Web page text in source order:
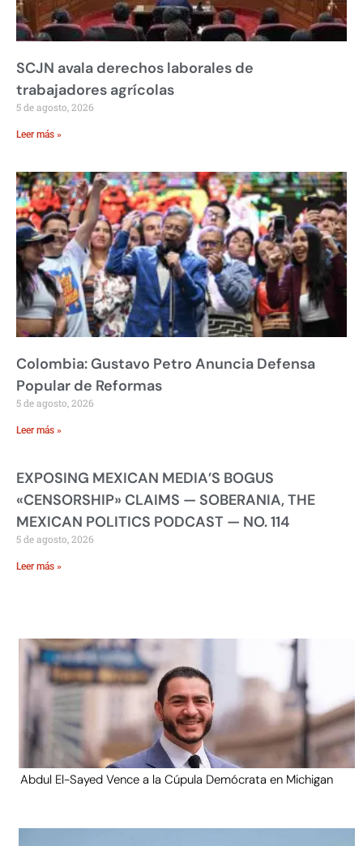
SCJN avala derechos laborales de
trabajadores agrícolas
5 de agosto, 2026
Leer más »
Colombia: Gustavo Petro Anuncia Defensa
Popular de Reformas
5 de agosto, 2026
Leer más »
EXPOSING MEXICAN MEDIA’S BOGUS
«CENSORSHIP» CLAIMS — SOBERANIA, THE
MEXICAN POLITICS PODCAST — NO. 114
5 de agosto, 2026
Leer más »
Abdul El-Sayed Vence a la Cúpula Demócrata en Michigan